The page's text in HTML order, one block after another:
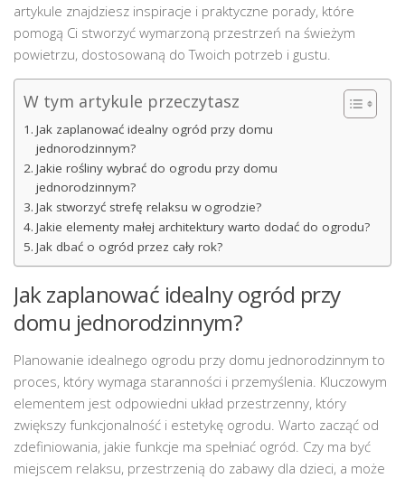
artykule znajdziesz inspiracje i praktyczne porady, które
pomogą Ci stworzyć wymarzoną przestrzeń na świeżym
powietrzu, dostosowaną do Twoich potrzeb i gustu.
W tym artykule przeczytasz
Jak zaplanować idealny ogród przy domu
jednorodzinnym?
Jakie rośliny wybrać do ogrodu przy domu
jednorodzinnym?
Jak stworzyć strefę relaksu w ogrodzie?
Jakie elementy małej architektury warto dodać do ogrodu?
Jak dbać o ogród przez cały rok?
Jak zaplanować idealny ogród przy
domu jednorodzinnym?
Planowanie idealnego ogrodu przy domu jednorodzinnym to
proces, który wymaga staranności i przemyślenia. Kluczowym
elementem jest odpowiedni układ przestrzenny, który
zwiększy funkcjonalność i estetykę ogrodu. Warto zacząć od
zdefiniowania, jakie funkcje ma spełniać ogród. Czy ma być
miejscem relaksu, przestrzenią do zabawy dla dzieci, a może